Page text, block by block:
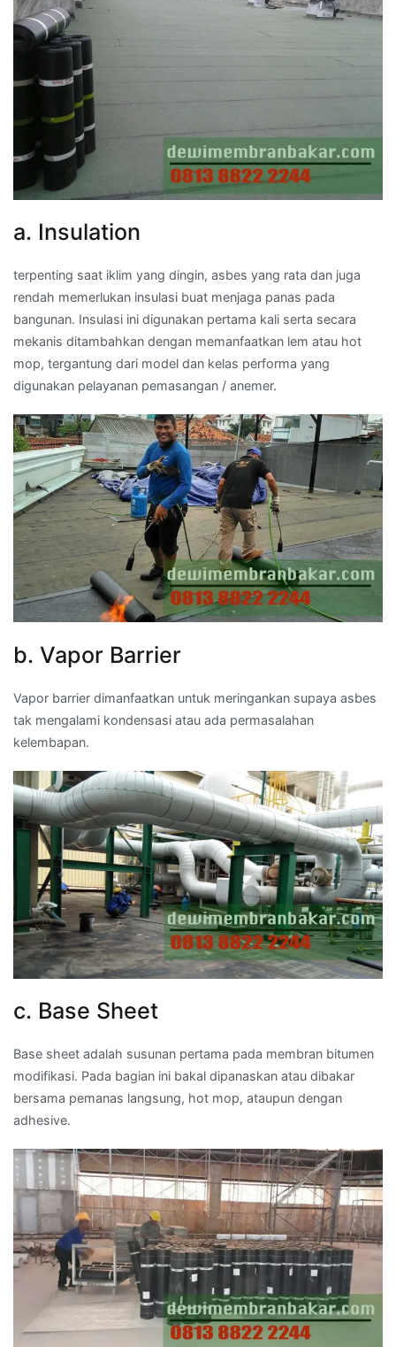
a. Insulation
terpenting saat iklim yang dingin, asbes yang rata dan juga
rendah memerlukan insulasi buat menjaga panas pada
bangunan. Insulasi ini digunakan pertama kali serta secara
mekanis ditambahkan dengan memanfaatkan lem atau hot
mop, tergantung dari model dan kelas performa yang
digunakan pelayanan pemasangan / anemer.
b. Vapor Barrier
Vapor barrier dimanfaatkan untuk meringankan supaya asbes
tak mengalami kondensasi atau ada permasalahan
kelembapan.
c. Base Sheet
Base sheet adalah susunan pertama pada membran bitumen
modifikasi. Pada bagian ini bakal dipanaskan atau dibakar
bersama pemanas langsung, hot mop, ataupun dengan
adhesive.